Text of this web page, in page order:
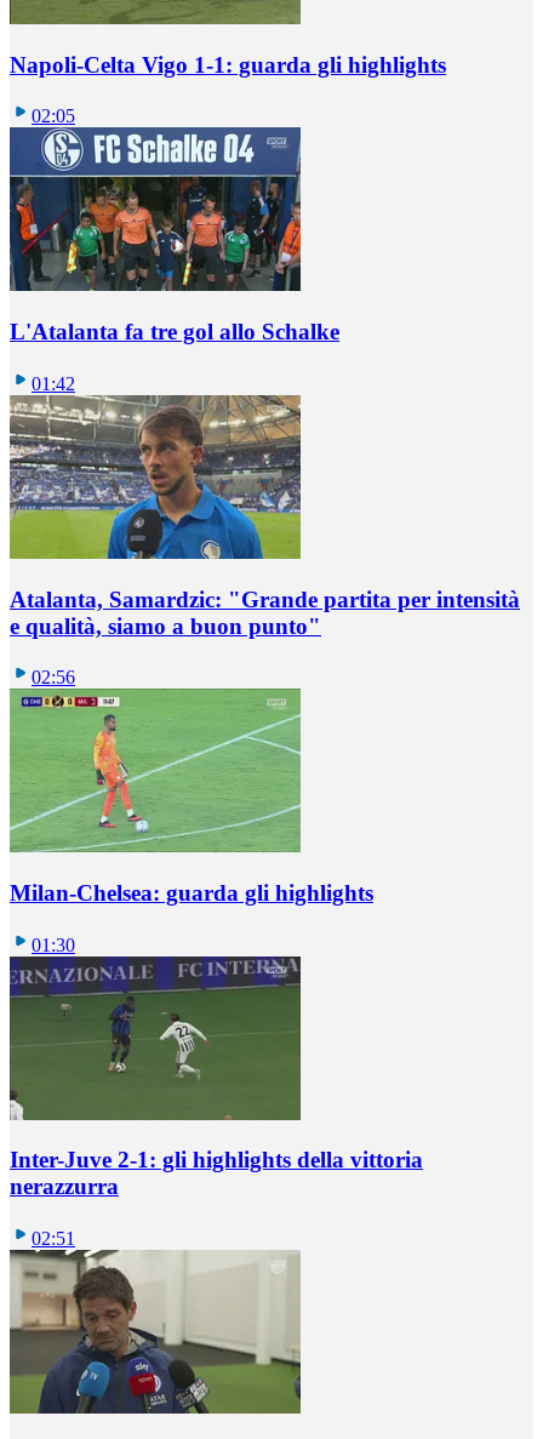
Napoli-Celta Vigo 1-1: guarda gli highlights
02:05
L'Atalanta fa tre gol allo Schalke
01:42
Atalanta, Samardzic: "Grande partita per intensità
e qualità, siamo a buon punto"
02:56
Milan-Chelsea: guarda gli highlights
01:30
Inter-Juve 2-1: gli highlights della vittoria
nerazzurra
02:51